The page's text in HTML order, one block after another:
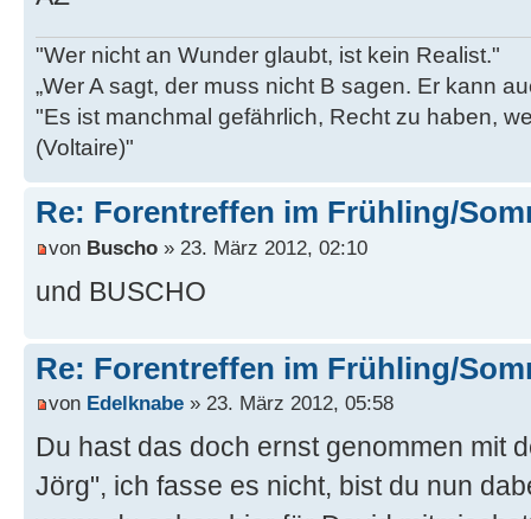
"Wer nicht an Wunder glaubt, ist kein Realist."
„Wer A sagt, der muss nicht B sagen. Er kann
"Es ist manchmal gefährlich, Recht zu haben,
(Voltaire)"
Re: Forentreffen im Frühling/
von Buscho » 23. März 2012, 02:10
und BUSCHO
Re: Forentreffen im Frühling/
von Edelknabe » 23. März 2012, 05:58
Du hast das doch ernst genommen mit
Jörg", ich fasse es nicht, bist du nun